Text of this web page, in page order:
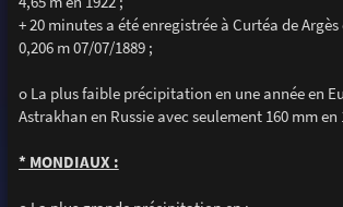
+ 20 minutes a été enregistrée à Curtéa de
0,206 m 07/07/1889 ;
o La plus faible précipitation en une année en
Astrakhan en Russie avec seulement 160 mm en
* MONDIAUX :